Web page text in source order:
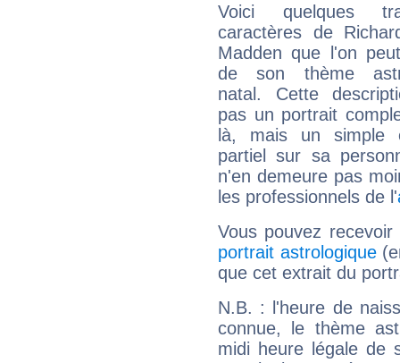
Voici quelques
caractères de
Madden que l'on
de son thème
natal. Cette
pas un portrait
là, mais un simple
partiel sur sa
n'en demeure pas
les professionnels de l'
Vous pouvez
portrait astrologique
que cet extrait du
N.B. : l'heure de
connue, le thème
midi heure légale de